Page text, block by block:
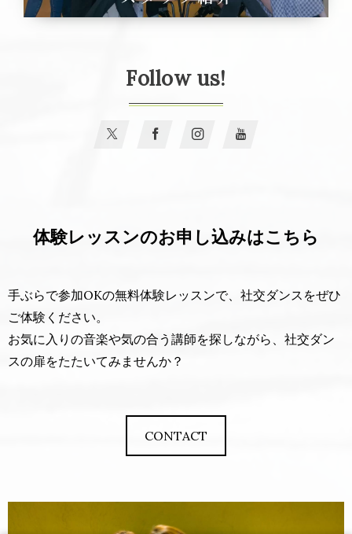
Follow us!
体験レッスンのお申し込みはこちら
手ぶらで参加OKの無料体験レッスンで、社交ダンスをぜひ
ご体験ください。
お気に入りの音楽や気の合う講師を探しながら、社交ダン
スの扉をたたいてみませんか？
CONTACT